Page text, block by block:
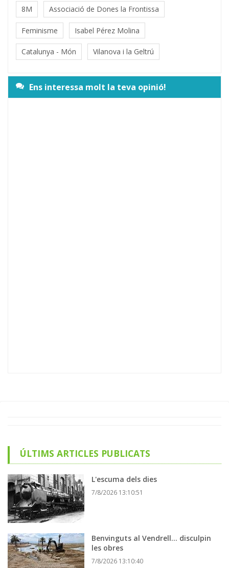
8M Associació de Dones la Frontissa
Feminisme Isabel Pérez Molina
Catalunya - Món Vilanova i la Geltrú
Ens interessa molt la teva opinió!
ÚLTIMS ARTICLES PUBLICATS
L'escuma dels dies
7/8/2026 13:10:51
Benvinguts al Vendrell... disculpin
les obres
7/8/2026 13:10:40